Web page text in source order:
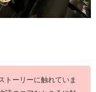
トーリーに触れていま